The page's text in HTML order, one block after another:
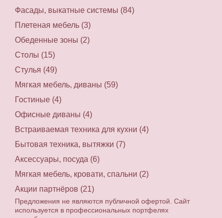
Фасады, выкатные системы (84)
Плетеная мебель (3)
Обеденные зоны (2)
Столы (15)
Стулья (49)
Мягкая мебель, диваны (59)
Гостиные (4)
Офисные диваны (4)
Встраиваемая техника для кухни (4)
Бытовая техника, вытяжки (7)
Аксессуары, посуда (6)
Мягкая мебель, кровати, спальни (2)
Акции партнёров (21)
Предложения не являются публичной офертой. Сайт
используется в профессиональных портфелях